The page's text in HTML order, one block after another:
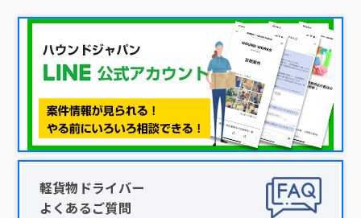
軽貨物ドライバー
よくあるご質問